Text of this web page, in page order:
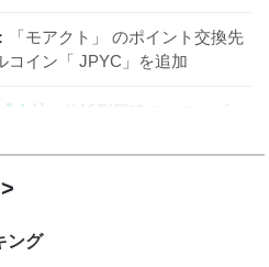
「モアクト」 のポイント交換先
コイン「 JPYC」を追加
会社
信託型円建てステーブル
ング